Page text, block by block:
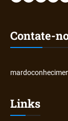
Contate-
Links